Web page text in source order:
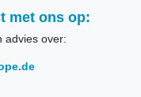
met ons op:
advies over: